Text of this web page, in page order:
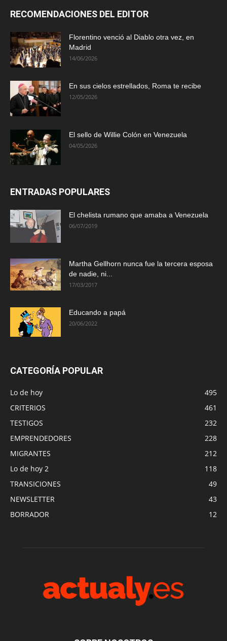
RECOMENDACIONES DEL EDITOR
Florentino venció al Diablo otra vez, en
Madrid
14/06/2026
En sus cielos estrellados, Roma te recibe
12/05/2026
El sello de Willie Colón en Venezuela
04/05/2026
ENTRADAS POPULARES
El chelista rumano que amaba a Venezuela
06/07/2019
Martha Gellhorn nunca fue la tercera esposa
de nadie, ni...
17/03/2017
Educando a papá
20/06/2022
CATEGORÍA POPULAR
Lo de hoy
495
CRITERIOS
461
TESTIGOS
232
EMPRENDEDORES
228
MIGRANTES
212
Lo de hoy 2
118
TRANSICIONES
49
NEWSLETTER
43
BORRADOR
12